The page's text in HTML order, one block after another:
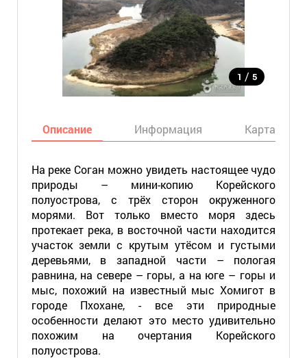
1 / 5
Описание Информация Карта
На реке Соган можно увидеть настоящее чудо
природы – мини-копию Корейского
полуострова, с трёх сторон окруженного
морями. Вот только вместо моря здесь
протекает река, в восточной части находится
участок земли с крутым утёсом и густыми
деревьями, в западной части – пологая
равнина, на севере – горы, а на юге – горы и
мыс, похожий на известный мыс Хомигот в
городе Пхохане, - все эти природные
особенности делают это место удивительно
похожим на очертания Корейского
полуострова.